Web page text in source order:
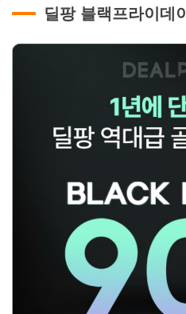
딜팡 블랙프라이데이